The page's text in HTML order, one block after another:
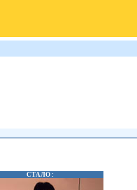
СТАЛО :